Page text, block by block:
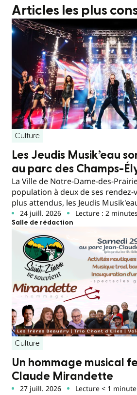
Articles les plus
Culture
Les Jeudis Musik’eau
au parc des Champs-
La Ville de Notre-Dame-des-
population à deux de ses rendez-
plus attendus, les Jeudis
24 juill. 2026 Lecture : 2 minutes
Salle de rédaction
Culture
Un hommage musical
Claude Mirandette
27 juill. 2026 Lecture < 1 minute